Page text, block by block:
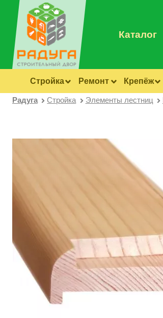
Каталог
Стройка Ремонт Крепёж
Радуга Стройка Элементы лестниц